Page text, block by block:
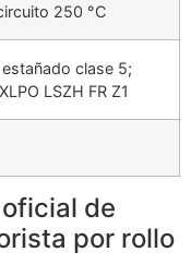
250 °C
clase 5;
LSZH FR Z1
de
por rollo